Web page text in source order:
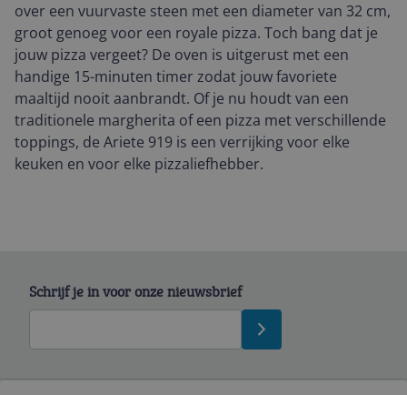
over een vuurvaste steen met een diameter van 32 cm,
groot genoeg voor een royale pizza. Toch bang dat je
jouw pizza vergeet? De oven is uitgerust met een
handige 15-minuten timer zodat jouw favoriete
maaltijd nooit aanbrandt. Of je nu houdt van een
traditionele margherita of een pizza met verschillende
toppings, de Ariete 919 is een verrijking voor elke
keuken en voor elke pizzaliefhebber.
Schrijf je in voor onze nieuwsbrief